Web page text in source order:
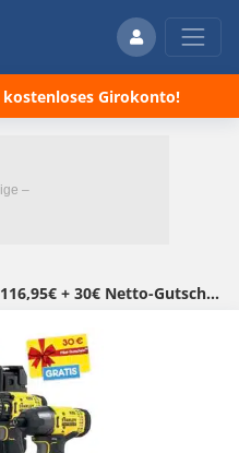
kostenloses Girokonto!
30€ Netto-Gutschein (statt 193€)